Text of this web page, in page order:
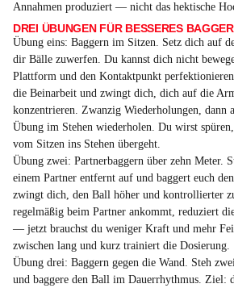
Annahmen produziert — nicht das hektische
DREI ÜBUNGEN FÜR BESSERES
Übung eins: Baggern im Sitzen. Setz dich auf
dir Bälle zuwerfen. Du kannst dich nicht
Plattform und den Kontaktpunkt
die Beinarbeit und zwingt dich, dich auf die
konzentrieren. Zwanzig Wiederholungen, dann
Übung im Stehen wiederholen. Du wirst
vom Sitzen ins Stehen übergeht.
Übung zwei: Partnerbaggern über zehn Meter.
einem Partner entfernt auf und baggert euch
zwingt dich, den Ball höher und kontrollierter
regelmäßig beim Partner ankommt, reduziert
— jetzt brauchst du weniger Kraft und mehr
zwischen lang und kurz trainiert die Dosierung.
Übung drei: Baggern gegen die Wand. Steh
und baggere den Ball im Dauerrhythmus. Ziel: